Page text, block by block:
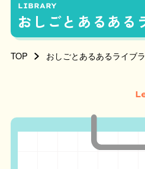
LIBRARY
おしごとあるある
TOP おしごとあるあるライブ